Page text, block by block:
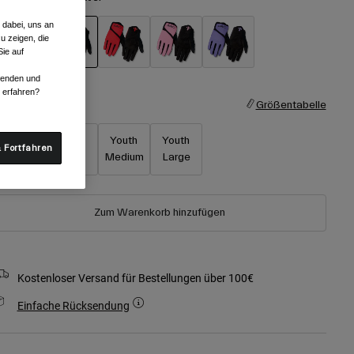
Größentabelle
Youth
Medium
Youth
Large
Zum Warenkorb hinzufügen
Kostenloser Versand für Bestellungen über 100€
Einfache Rücksendung
uns an
zeigen, die
auf
und
erfahren?
Fortfahren